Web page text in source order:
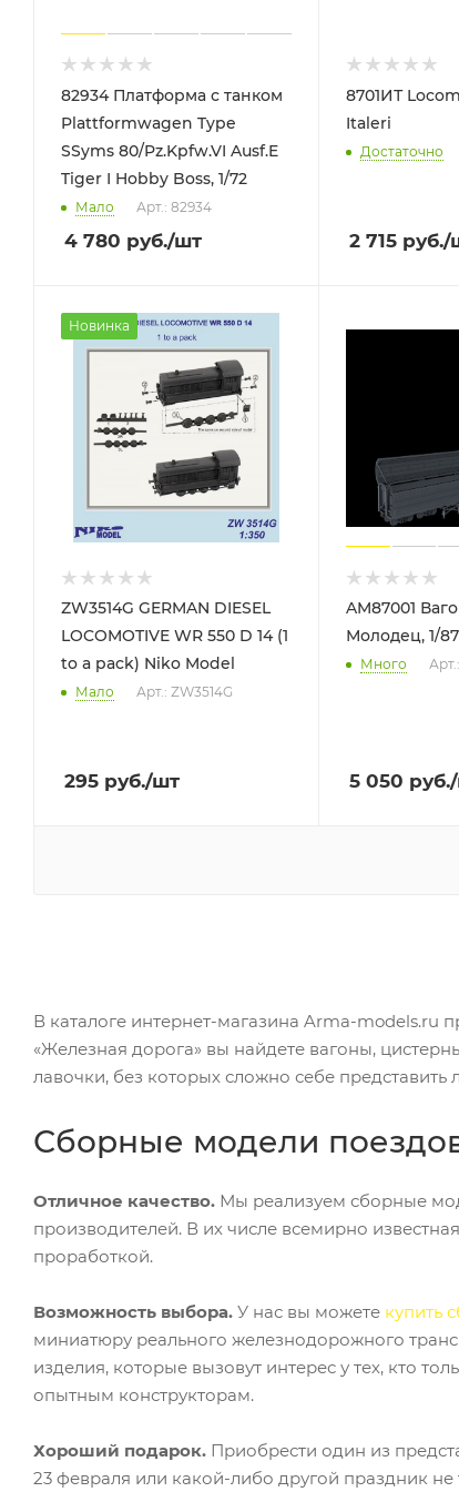
82934 Платформа с танком
Plattformwagen Type
SSyms 80/Pz.Kpfw.VI Ausf.E
Tiger I Hobby Boss, 1/72
Мало Арт.: 82934
4 780 руб./шт
8701ИТ
Italeri
Достаточно
2 715руб./
Новинка
ZW3514G GERMAN DIESEL
LOCOMOTIVE WR 550 D 14 (1
to a pack) Niko Model
Мало Арт.: ZW3514G
295 руб./шт
AM87001
Молодец, 1/
Много
5 050 руб.
В каталоге интернет-магазина Arma-
«Железная дорога» вы найдете вагоны,
лавочки, без которых сложно себе представить
Сборные модели
Отличное качество. Мы реализуем сборные
производителей. В их числе всемирно
проработкой.
Возможность выбора. У нас вы можете купить
миниатюру реального железнодорожного
изделия, которые вызовут интерес у тех, кто
опытным конструкторам.
Хороший подарок. Приобрести один из
23 февраля или какой-либо другой праздник